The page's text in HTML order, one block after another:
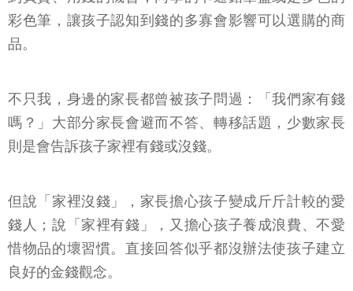
彩色筆，讓孩子認知到錢的多寡會影響可以選購的商
品。
不只我，身邊的家長都曾被孩子問過：「我們家有錢
嗎？」大部分家長會避而不答、轉移話題，少數家長
則是會告訴孩子家裡有錢或沒錢。
但說「家裡沒錢」，家長擔心孩子變成斤斤計較的愛
錢人；說「家裡有錢」，又擔心孩子養成浪費、不愛
惜物品的壞習慣。直接回答似乎都沒辦法使孩子建立
良好的金錢觀念。